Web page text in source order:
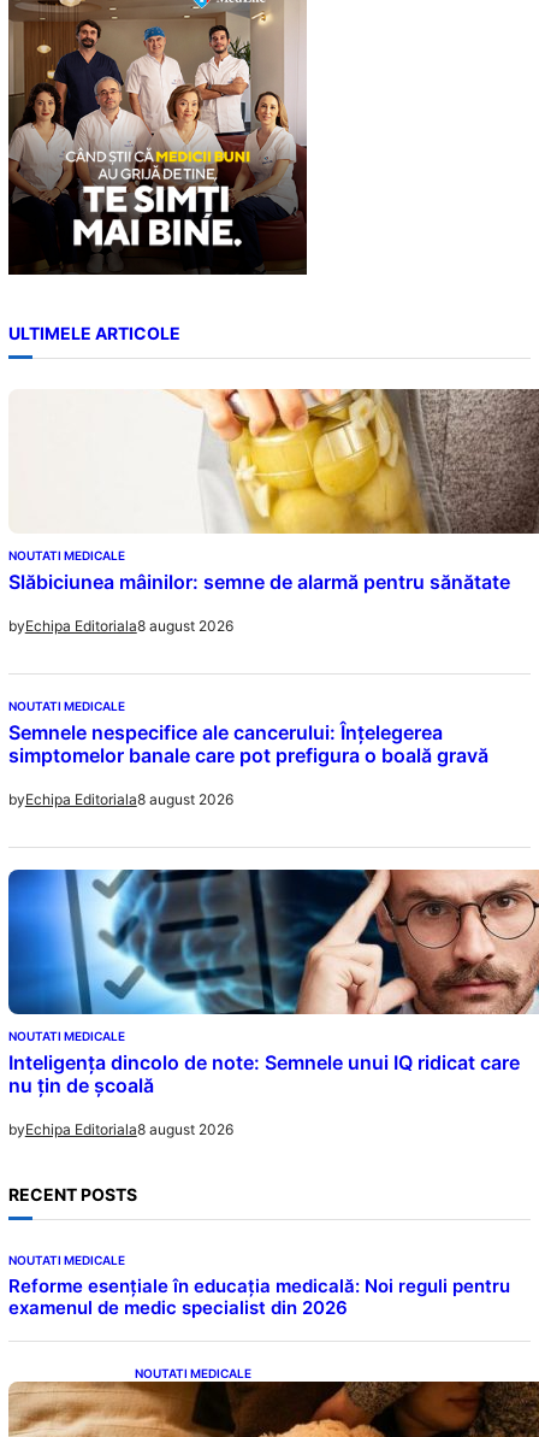
h
ULTIMELE ARTICOLE
NOUTATI MEDICALE
Slăbiciunea mâinilor: semne de alarmă pentru sănătate
byEchipa Editoriala8 august 2026
NOUTATI MEDICALE
Semnele nespecifice ale cancerului: Înțelegerea
simptomelor banale care pot prefigura o boală gravă
byEchipa Editoriala8 august 2026
NOUTATI MEDICALE
Inteligența dincolo de note: Semnele unui IQ ridicat care
nu țin de școală
byEchipa Editoriala8 august 2026
RECENT POSTS
NOUTATI MEDICALE
Reforme esențiale în educația medicală: Noi reguli pentru
examenul de medic specialist din 2026
NOUTATI MEDICALE
Somnul Sănătos: Câte Ore Trebuie Să Dormi
în Funcție de Vârstă și Impactul Asupra